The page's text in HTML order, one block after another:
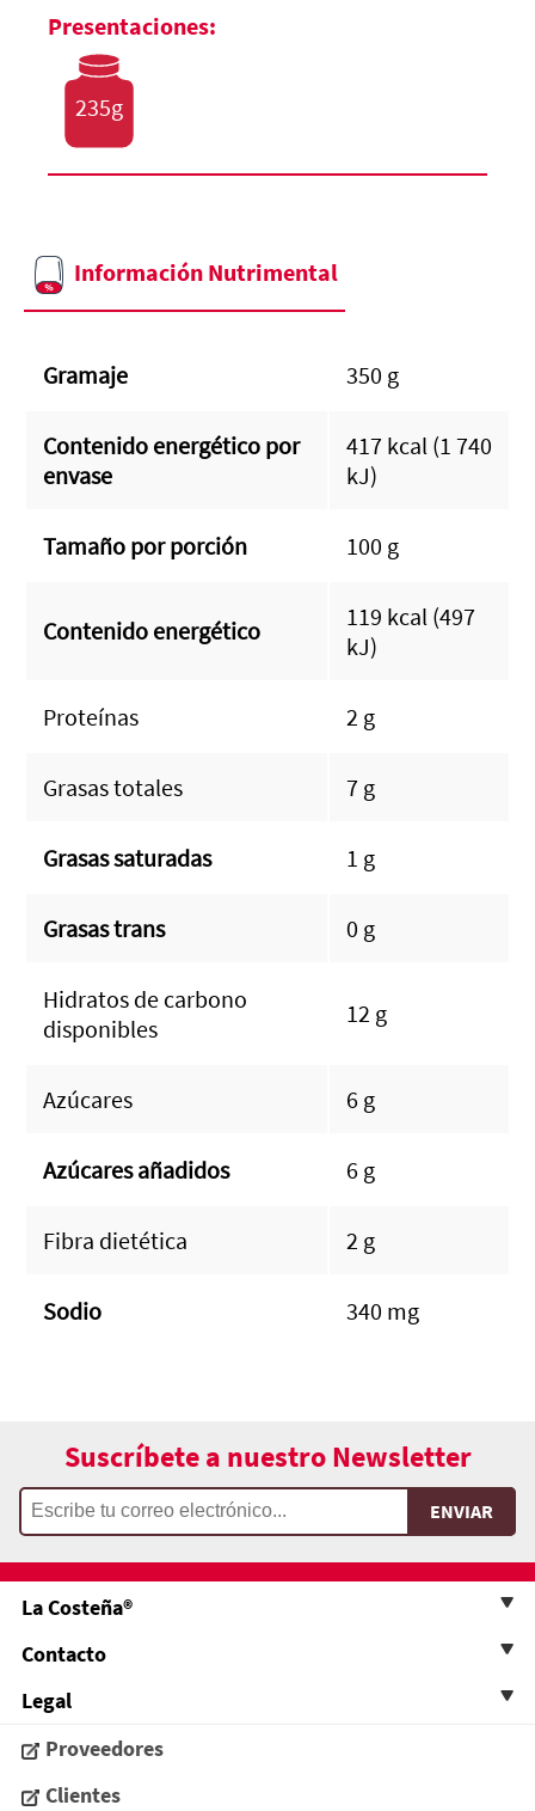
Presentaciones:
235g
Información Nutrimental
Gramaje 350 g
Contenido energético por
envase
417 kcal (1 740
kJ)
Tamaño por porción 100 g
Contenido energético
119 kcal (497
kJ)
Proteínas 2 g
Grasas totales 7 g
Grasas saturadas 1 g
Grasas trans 0 g
Hidratos de carbono
disponibles
12 g
Azúcares 6 g
Azúcares añadidos 6 g
Fibra dietética 2 g
Sodio 340 mg
Suscríbete a nuestro Newsletter
La Costeña®
Contacto
Legal
Proveedores
Clientes